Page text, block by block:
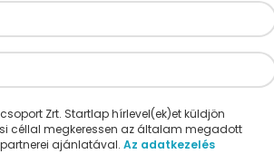
Zrt. Startlap hírlevel(ek)et küldjön
céllal megkeressen az általam megadott
ajánlatával. Az adatkezelés